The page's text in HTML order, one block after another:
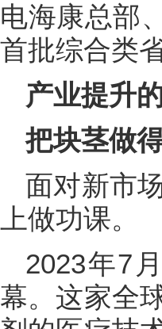
电海康总部
首批综合类
产业提升
把块茎做
面对新市
上做功课。
2023年7
幕。这家全